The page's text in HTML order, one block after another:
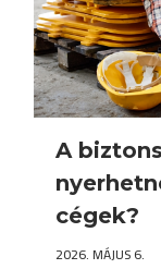
A
cégek?
2026. MÁJUS 6.